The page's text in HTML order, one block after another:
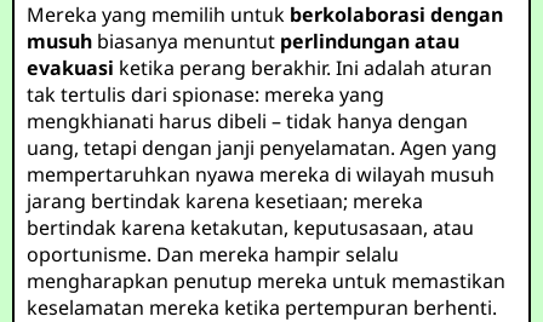
Mereka yang memilih untuk berkolaborasi dengan
musuh biasanya menuntut perlindungan atau
evakuasi ketika perang berakhir. Ini adalah aturan
tak tertulis dari spionase: mereka yang
mengkhianati harus dibeli – tidak hanya dengan
uang, tetapi dengan janji penyelamatan. Agen yang
mempertaruhkan nyawa mereka di wilayah musuh
jarang bertindak karena kesetiaan; mereka
bertindak karena ketakutan, keputusasaan, atau
oportunisme. Dan mereka hampir selalu
mengharapkan penutup mereka untuk memastikan
keselamatan mereka ketika pertempuran berhenti.